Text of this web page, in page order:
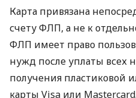
Карта привязана
счету ФЛП, а не к
ФЛП имеет право
нужд после уплаты всех
получения пластиковой
карты Visa или Mastercard.